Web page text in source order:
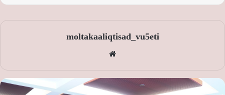
moltakaaliqtisad_vu5eti
الوي
ب